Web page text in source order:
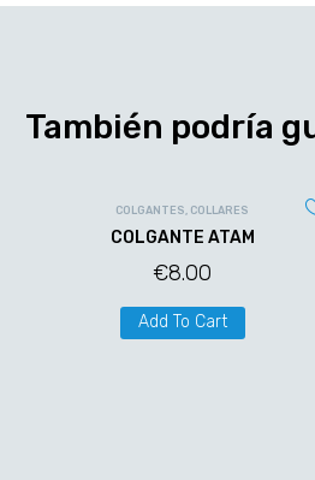
También podría
COLGANTES, COLLARES
COLGANTE ATAM
€8.00
Add To Cart